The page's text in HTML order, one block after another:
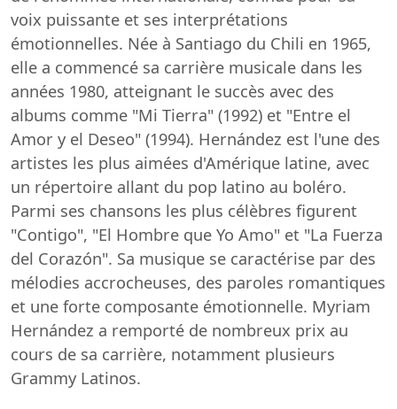
voix puissante et ses interprétations
émotionnelles. Née à Santiago du Chili en 1965,
elle a commencé sa carrière musicale dans les
années 1980, atteignant le succès avec des
albums comme "Mi Tierra" (1992) et "Entre el
Amor y el Deseo" (1994). Hernández est l'une des
artistes les plus aimées d'Amérique latine, avec
un répertoire allant du pop latino au boléro.
Parmi ses chansons les plus célèbres figurent
"Contigo", "El Hombre que Yo Amo" et "La Fuerza
del Corazón". Sa musique se caractérise par des
mélodies accrocheuses, des paroles romantiques
et une forte composante émotionnelle. Myriam
Hernández a remporté de nombreux prix au
cours de sa carrière, notamment plusieurs
Grammy Latinos.